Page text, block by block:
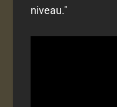
niveau."